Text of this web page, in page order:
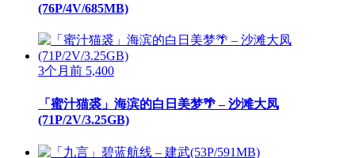
(76P/4V/685MB)
3个月前 5,400
「蜜汁猫裘」海滨的白日美梦🌴 – 沙滩大凤
(71P/2V/3.25GB)